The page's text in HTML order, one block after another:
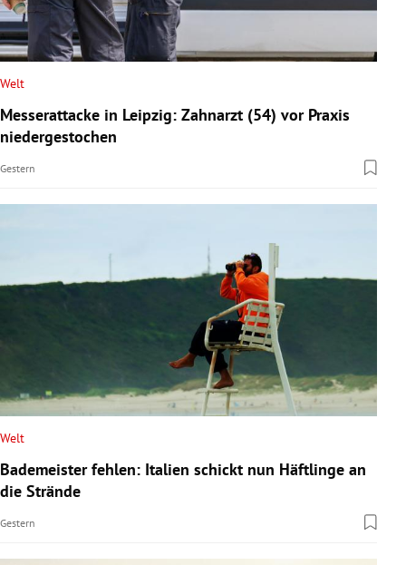
Welt
Messerattacke in Leipzig: Zahnarzt (54) vor Praxis
niedergestochen
Gestern
Welt
Bademeister fehlen: Italien schickt nun Häftlinge an
die Strände
Gestern